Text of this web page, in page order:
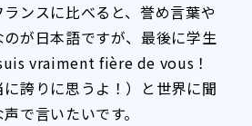
ンスに比べると、誉め言葉や
が日本語ですが、最後に学生
vraiment fière de vous！
に誇りに思うよ！）と世界に聞
で言いたいです。